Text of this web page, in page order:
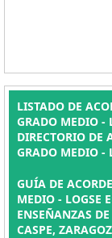
LISTADO DE
GRADO MEDIO -
DIRECTORIO DE
GRADO MEDIO -
GUÍA DE
MEDIO - LOGSE
ENSEÑANZAS
CASPE,